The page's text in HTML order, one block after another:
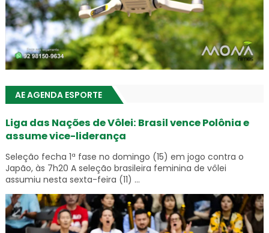
AE AGENDA ESPORTE
Liga das Nações de Vôlei: Brasil vence Polônia e
assume vice-liderança
Seleção fecha 1ª fase no domingo (15) em jogo contra o
Japão, às 7h20 A seleção brasileira feminina de vôlei
assumiu nesta sexta-feira (11) ...